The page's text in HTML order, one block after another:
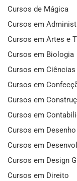
Cursos de Mágica
Cursos em
Cursos em Artes e
Cursos em Biologia
Cursos em
Cursos em
Cursos em
Cursos em
Cursos em Desenho
Cursos em
Cursos em Design
Cursos em Direito